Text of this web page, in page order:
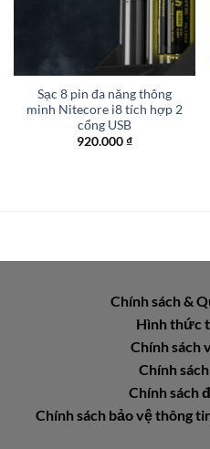
Sạc 8 pin đa năng thông
minh Nitecore i8 tích hợp 2
cổng USB
920.000₫
Chính sách &
Hình thức
Chính sách
Chính
Chính sách
Chính sách bảo vệ thông